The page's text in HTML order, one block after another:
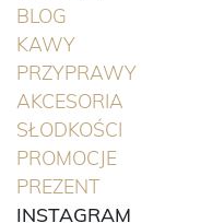
BLOG
KAWY(BIEŻĄCA)
PRZYPRAWY(BIEŻĄCA)
AKCESORIA
SŁODKOŚCI
PROMOCJE(BIEŻĄCA)
PREZENT(BIEŻĄCA)
INSTAGRAM